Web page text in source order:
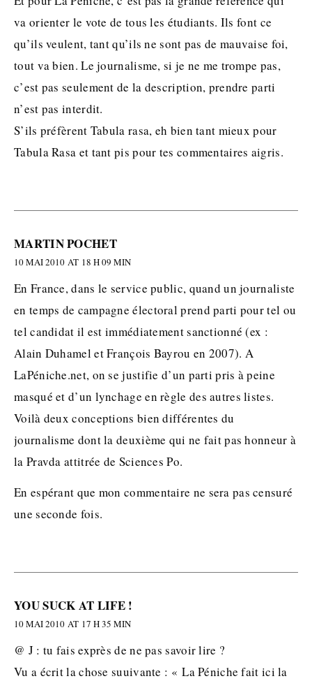
va orienter le vote de tous les étudiants. Ils font ce
qu’ils veulent, tant qu’ils ne sont pas de mauvaise foi,
tout va bien. Le journalisme, si je ne me trompe pas,
c’est pas seulement de la description, prendre parti
n’est pas interdit.
S’ils préfèrent Tabula rasa, eh bien tant mieux pour
Tabula Rasa et tant pis pour tes commentaires aigris.
MARTIN POCHET
10 MAI 2010 AT 18 H 09 MIN
En France, dans le service public, quand un journaliste
en temps de campagne électoral prend parti pour tel ou
tel candidat il est immédiatement sanctionné (ex :
Alain Duhamel et François Bayrou en 2007). A
LaPéniche.net, on se justifie d’un parti pris à peine
masqué et d’un lynchage en règle des autres listes.
Voilà deux conceptions bien différentes du
journalisme dont la deuxième qui ne fait pas honneur à
la Pravda attitrée de Sciences Po.
En espérant que mon commentaire ne sera pas censuré
une seconde fois.
YOU SUCK AT LIFE !
10 MAI 2010 AT 17 H 35 MIN
@ J : tu fais exprès de ne pas savoir lire ?
Vu a écrit la chose suuivante : « La Péniche fait ici la